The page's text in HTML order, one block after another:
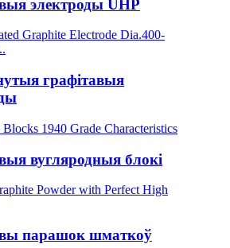
электроды UHP
графітавыя
вугляродныя блокі
парашок шматкоў